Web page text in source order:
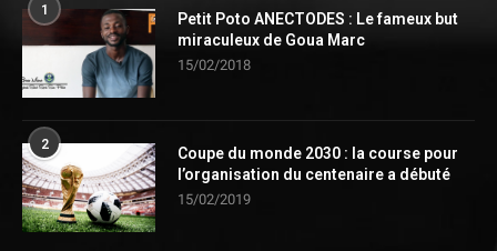
1
Petit Poto ANECTODES : Le fameux but
miraculeux de Goua Marc
15/02/2018
2
Coupe du monde 2030 : la course pour
l’organisation du centenaire a débuté
15/02/2019